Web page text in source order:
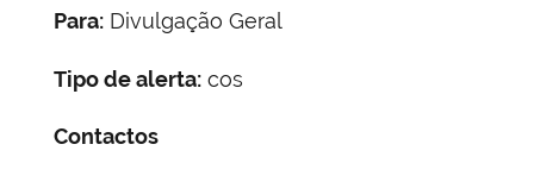
Para: Divulgação Geral
Tipo de alerta: cos
Contactos